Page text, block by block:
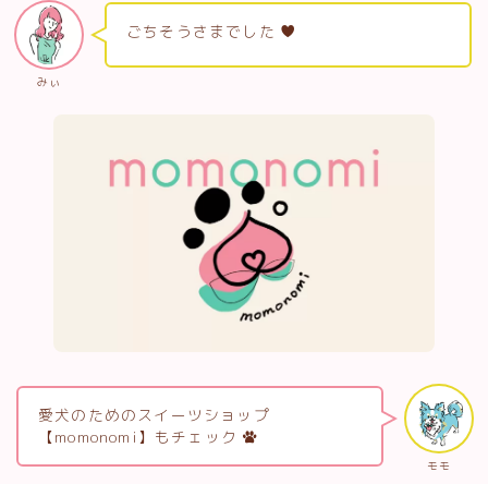
みぃ
ごちそうさまでした
モモ
愛犬のためのスイーツショップ
【momonomi】もチェック